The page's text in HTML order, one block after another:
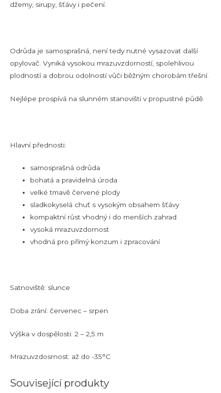
džemy, sirupy, šťávy i pečení.
Odrůda je samosprašná, není tedy nutné vysazovat další
opylovač. Vyniká vysokou mrazuvzdorností, spolehlivou
plodností a dobrou odolností vůči běžným chorobám třešní.
Nejlépe prospívá na slunném stanovišti v propustné půdě.
Hlavní přednosti:
samosprašná odrůda
bohatá a pravidelná úroda
velké tmavě červené plody
sladkokyselá chuť s vysokým obsahem šťávy
kompaktní růst vhodný i do menších zahrad
vysoká mrazuvzdornost
vhodná pro přímý konzum i zpracování
Satnoviště: slunce
Doba zrání: červenec – srpen
Výška v dospělosti: 2 – 2,5 m
Mrazuvzdosrnost: až do -35°C
Související produkty